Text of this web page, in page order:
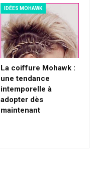
IDÉES MOHAWK
La coiffure Mohawk :
une tendance
intemporelle à
adopter dès
maintenant